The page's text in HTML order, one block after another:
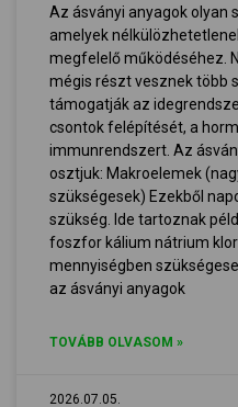
Az ásványi anyagok olyan
amelyek
megfelelő működéséhez.
mégis részt vesznek több
támogatják az
csontok felépítését, a
immunrendszert. Az
osztjuk: Makroelemek
szükségesek) Ezekből
szükség. Ide tartoznak
foszfor kálium nátrium
mennyiségben
az ásványi anyagok
TOVÁBB OLVASOM »
2026.07.05.